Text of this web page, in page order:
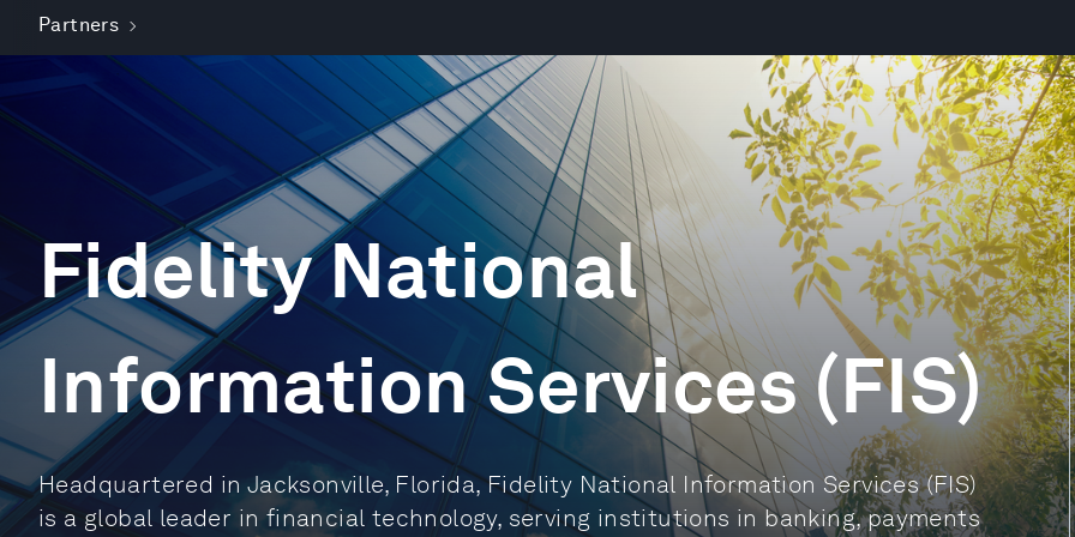
Partners
Fidelity National
Information Services (FIS)
Headquartered in Jacksonville, Florida, Fidelity National Information Services (FIS)
is a global leader in financial technology, serving institutions in banking, payments